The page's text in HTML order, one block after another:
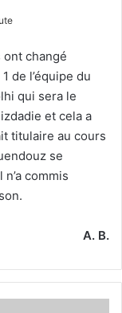
ont changé
de l’équipe du
qui sera le
et cela a
titulaire au cours
se
commis
A. B.